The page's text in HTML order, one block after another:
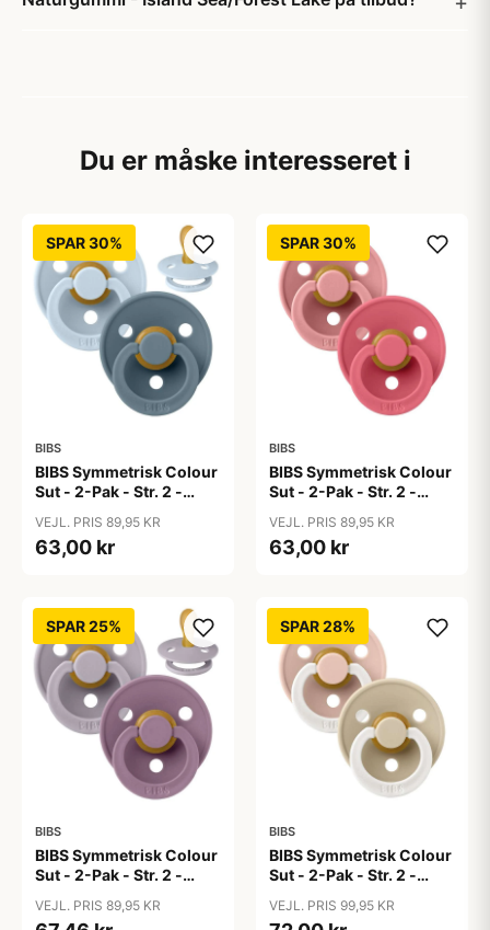
Du er måske interesseret i
SPAR 30%
BIBS
BIBS Symmetrisk Colour
Sut - 2-Pak - Str. 2 -
Blue/Petrol
VEJL. PRIS 89,95 KR
63,00 kr
SPAR 30%
BIBS
BIBS Symmetrisk Colour
Sut - 2-Pak - Str. 2 -
Pink/Coral
VEJL. PRIS 89,95 KR
63,00 kr
SPAR 25%
BIBS
BIBS Symmetrisk Colour
Sut - 2-Pak - Str. 2 -
Grey/Mauve
VEJL. PRIS 89,95 KR
SPAR 28%
BIBS
BIBS Symmetrisk Colour
Sut - 2-Pak - Str. 2 -
Blush/Vanilla
VEJL. PRIS 99,95 KR